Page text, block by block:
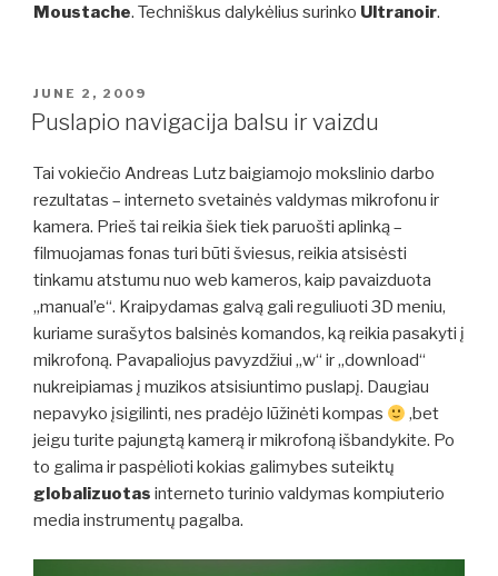
Moustache. Techniškus dalykėlius surinko Ultranoir.
POSTED
ON
JUNE 2, 2009
Puslapio navigacija balsu ir vaizdu
Tai vokiečio Andreas Lutz baigiamojo mokslinio darbo
rezultatas – interneto svetainės valdymas mikrofonu ir
kamera. Prieš tai reikia šiek tiek paruošti aplinką –
filmuojamas fonas turi būti šviesus, reikia atsisėsti
tinkamu atstumu nuo web kameros, kaip pavaizduota
„manual’e“. Kraipydamas galvą gali reguliuoti 3D meniu,
kuriame surašytos balsinės komandos, ką reikia pasakyti į
mikrofoną. Pavapaliojus pavyzdžiui „w“ ir „download“
nukreipiamas į muzikos atsisiuntimo puslapį. Daugiau
nepavyko įsigilinti, nes pradėjo lūžinėti kompas
,bet
jeigu turite pajungtą kamerą ir mikrofoną išbandykite. Po
to galima ir paspėlioti kokias galimybes suteiktų
globalizuotas interneto turinio valdymas kompiuterio
media instrumentų pagalba.